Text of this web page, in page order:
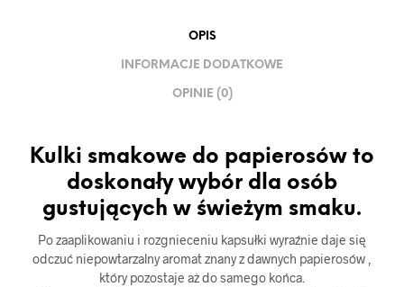
OPIS
INFORMACJE DODATKOWE
OPINIE (0)
Kulki smakowe do papierosów to
doskonały wybór dla osób
gustujących w świeżym smaku.
Po zaaplikowaniu i rozgnieceniu kapsułki wyraźnie daje się
odczuć niepowtarzalny aromat znany z dawnych papierosów ,
który pozostaje aż do samego końca.